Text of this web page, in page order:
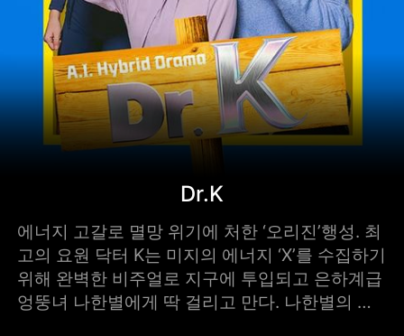
Dr.K
에너지 고갈로 멸망 위기에 처한 ‘오리진’행성. 최
고의 요원 닥터 K는 미지의 에너지 ‘X’를 수집하기
위해 완벽한 비주얼로 지구에 투입되고 은하계급
엉뚱녀 나한별에게 딱 걸리고 만다. 나한별의 협